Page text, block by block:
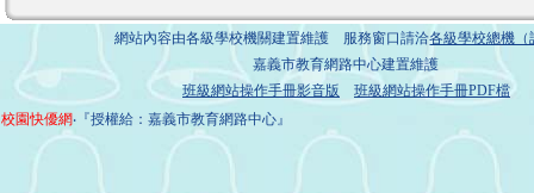
網站內容由各級學校機關建置維護 服務窗口請洽各級學校總機（
嘉義市教育網路中心建置維護
班級網站操作手冊影音版
班級網站操作手冊PDF檔
校園快優網‧『授權給：嘉義市教育網路中心』